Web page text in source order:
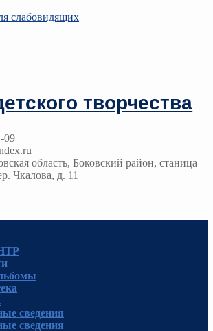
cлабовидящих
творчества
09
область, Боковский район, станица
Чкалова, д. 11
сведения
сведения